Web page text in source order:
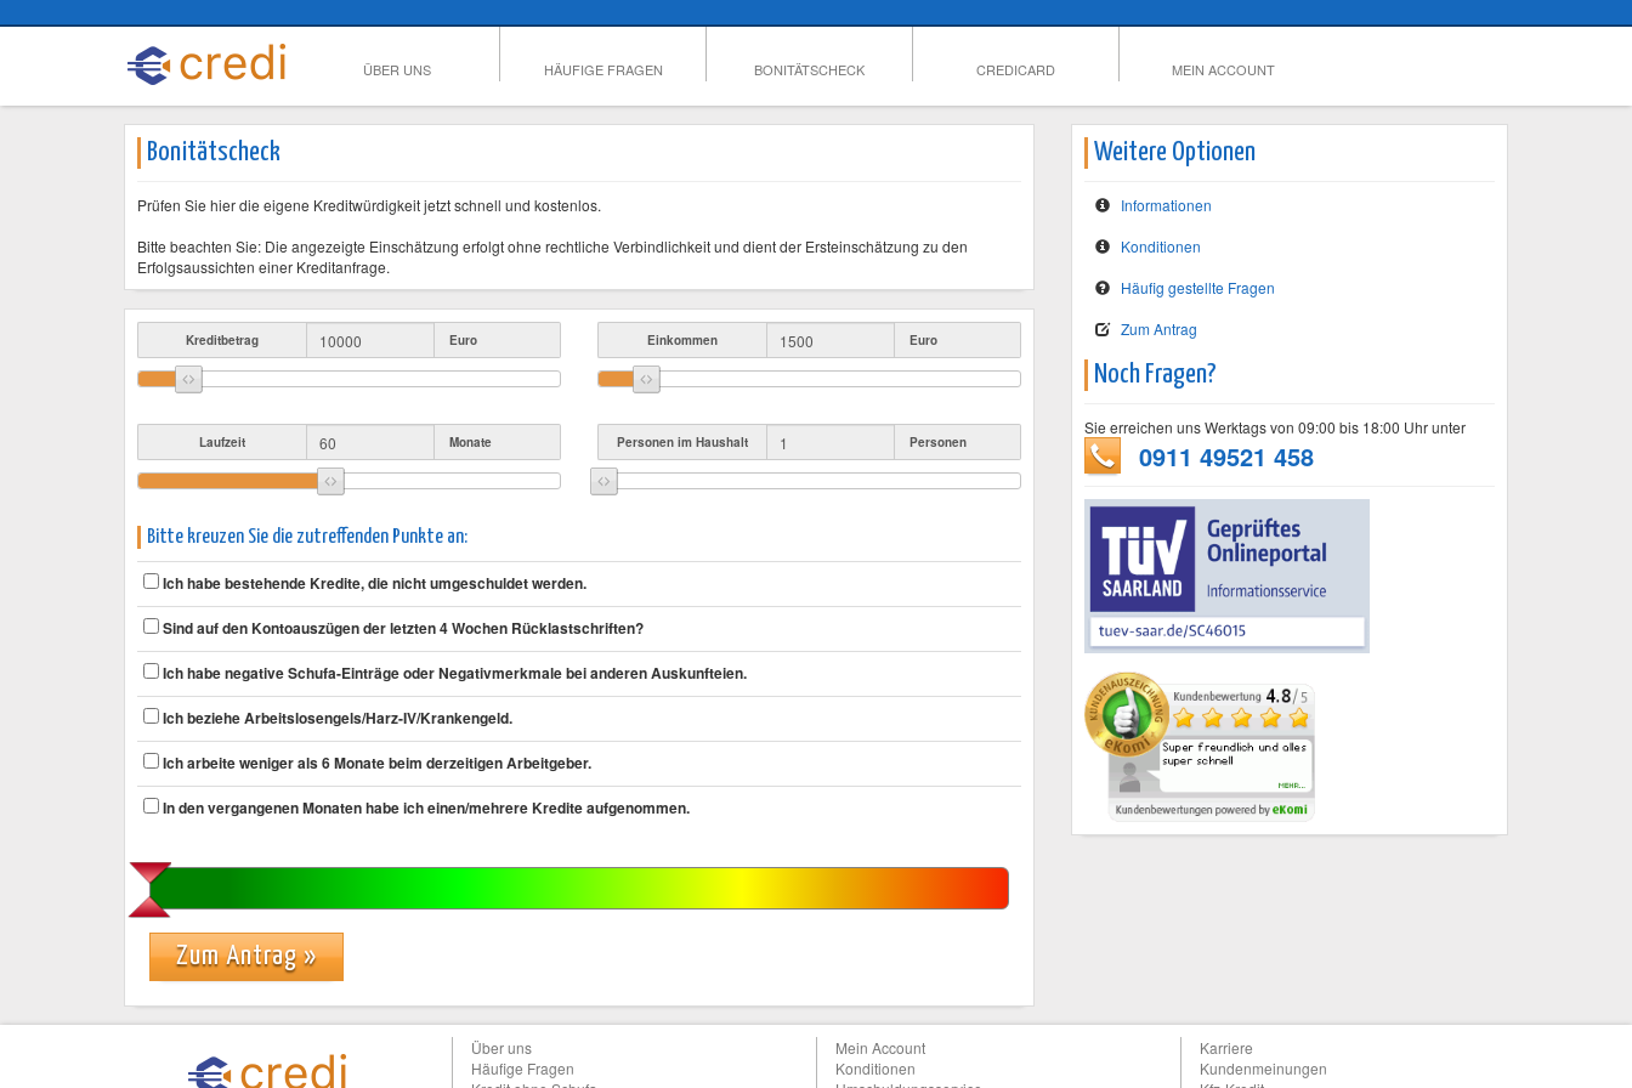
ÜBER UNS HÄUFIGE FRAGEN BONITÄTSCHECK CREDICARD MEIN ACCOUNT
Bonitätscheck
Prüfen Sie hier die eigene Kreditwürdigkeit jetzt schnell und kostenlos.
Bitte beachten Sie: Die angezeigte Einschätzung erfolgt ohne rechtliche Verbindlichkeit und dient der Ersteinschätzung zu den
Erfolgsaussichten einer Kreditanfrage.
Kreditbetrag Euro Einkommen Euro
Laufzeit Monate Personen im Haushalt Personen
Bitte kreuzen Sie die zutreffenden Punkte an:
Ich habe bestehende Kredite, die nicht umgeschuldet werden.
Sind auf den Kontoauszügen der letzten 4 Wochen Rücklastschriften?
Ich habe negative Schufa-Einträge oder Negativmerkmale bei anderen Auskunfteien.
Ich beziehe Arbeitslosengels/Harz-IV/Krankengeld.
Ich arbeite weniger als 6 Monate beim derzeitigen Arbeitgeber.
In den vergangenen Monaten habe ich einen/mehrere Kredite aufgenommen.
Zum Antrag »
Weitere Optionen
Informationen
Konditionen
Häufig gestellte Fragen
Zum Antrag
Noch Fragen?
Sie erreichen uns Werktags von 09:00 bis 18:00 Uhr unter
0911 49521 458
Über uns
Häufige Fragen
Mein Account
Konditionen
Karriere
Kundenmeinungen